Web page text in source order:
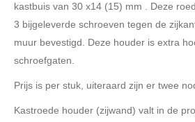
kastbuis van 30 x14 (15) mm . Deze
3 bijgeleverde schroeven tegen de
muur bevestigd. Deze houder is extra
schroefgaten.
Prijs is per stuk, uiteraard zijn er twee
Kastroede houder (zijwand) valt in de